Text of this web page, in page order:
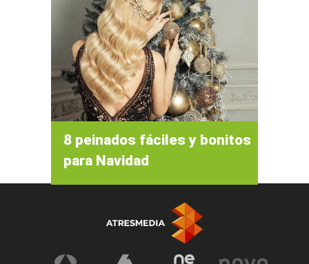
8 peinados fáciles y bonitos
para Navidad